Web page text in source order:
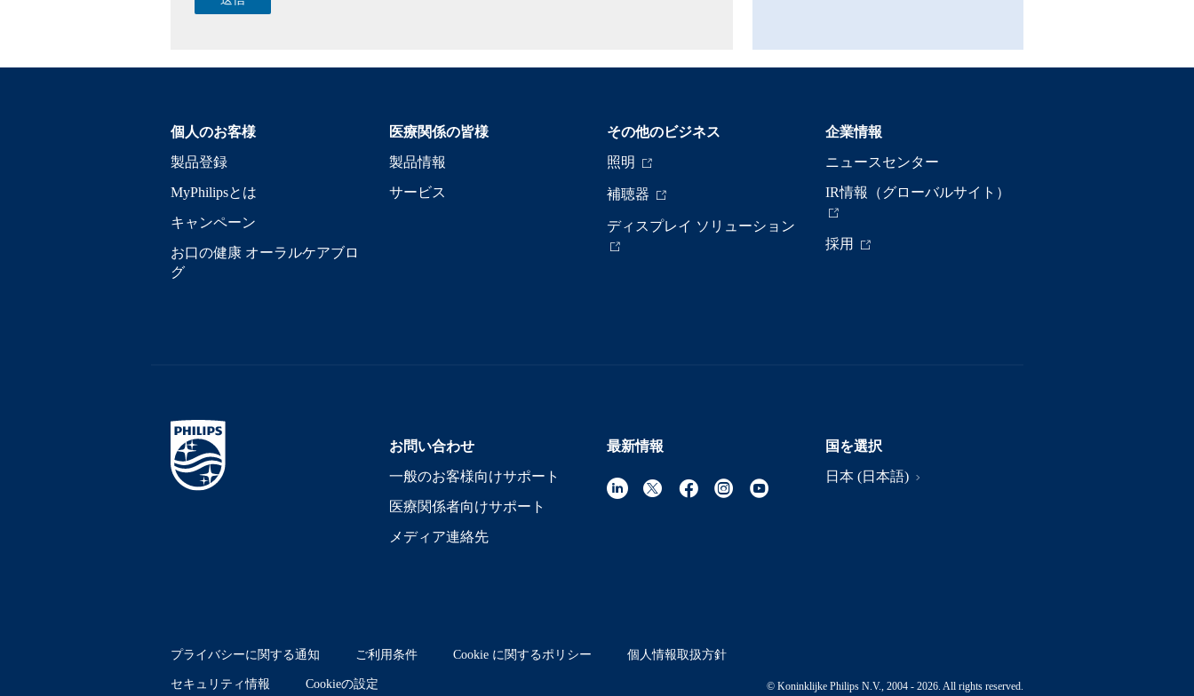
個人のお客様
製品登録
MyPhilipsとは
キャンペーン
お口の健康 オーラルケアブロ
グ
医療関係の皆様
製品情報
サービス
その他のビジネス
照明
補聴器
ディスプレイ ソリューション
企業情報
ニュースセンター
IR情報（グローバルサイト）
採用
お問い合わせ
一般のお客様向けサポート
医療関係者向けサポート
メディア連絡先
最新情報
国を選択
日本 (日本語)
プライバシーに関する通知 ご利用条件 Cookie に関するポリシー 個人情報取扱方針
セキュリティ情報 Cookieの設定 © Koninklijke Philips N.V., 2004 - 2026. All rights reserved.